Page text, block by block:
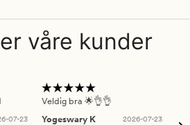
våre kunder
07-23
Veldig bra 🌟👌👌
Yogeswary K
2026-07-23